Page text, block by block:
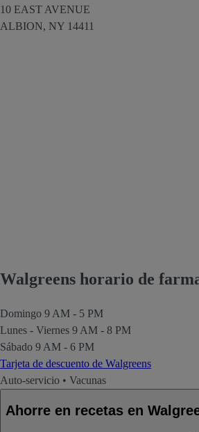
10 EAST AVENUE
ALBION, NY 14411
Walgreens horario de
Domingo 9 AM - 5 PM
Lunes - Viernes 9 AM - 8 PM
Sábado 9 AM - 6 PM
Tarjeta de descuento de Walgreens
Auto-servicio • Vacunas
Ahorre en recetas en